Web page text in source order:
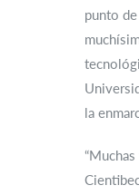
punto
la